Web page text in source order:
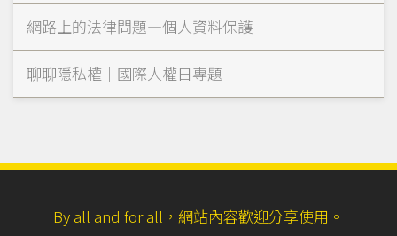
網路上的法律問題—個人資料保護
聊聊隱私權｜國際人權日專題
By all and for all，網站內容歡迎分享使用。